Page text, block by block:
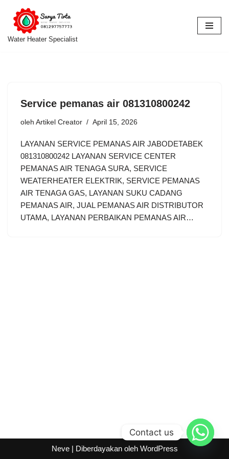
Lompat
ke
Water Heater Specialist
Service pemanas air 081310800242
oleh Artikel Creator April 15, 2026
LAYANAN SERVICE PEMANAS AIR JABODETABEK
081310800242 LAYANAN SERVICE CENTER
PEMANAS AIR TENAGA SURA, SERVICE
WEATERHEATER ELEKTRIK, SERVICE PEMANAS
AIR TENAGA GAS, LAYANAN SUKU CADANG
PEMANAS AIR, JUAL PEMANAS AIR DISTRIBUTOR
UTAMA, LAYANAN PERBAIKAN PEMANAS AIR…
Neve| Diberdayakan oleh WordPress
Contact us